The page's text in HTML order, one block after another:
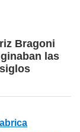
Bragoni
las